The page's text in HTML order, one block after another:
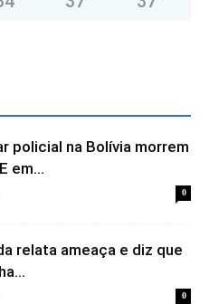
policial na Bolívia morrem
em...
0
relata ameaça e diz que
0